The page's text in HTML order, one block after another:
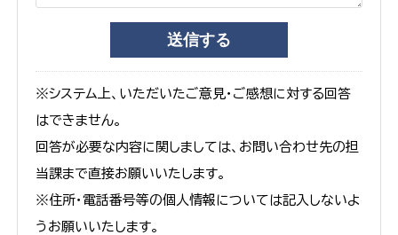
※システム上、いただいたご意見・ご感想に対する回答
はできません。
回答が必要な内容に関しましては、お問い合わせ先の担
当課まで直接お願いいたします。
※住所・電話番号等の個人情報については記入しないよ
うお願いいたします。